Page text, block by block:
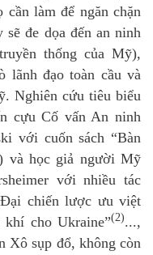
làm để ngăn chặn
đe dọa đến an ninh
thống của Mỹ),
lãnh đạo toàn cầu và
Nghiên cứu tiêu biểu
cựu Cố vấn An ninh
với cuốn sách “Bàn
và học giả người Mỹ
với nhiều tác
chiến lược ưu việt
cho Ukraine”(2)...,
Xô sụp đổ, không còn